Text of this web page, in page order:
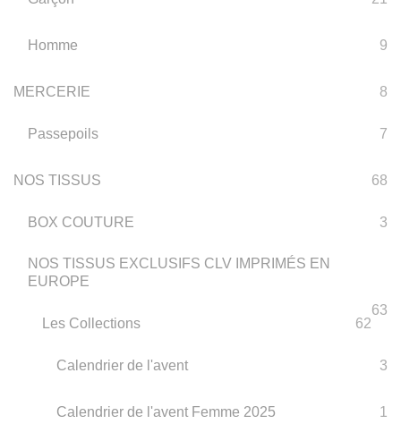
Homme 9
MERCERIE 8
Passepoils 7
NOS TISSUS 68
BOX COUTURE 3
NOS TISSUS EXCLUSIFS CLV IMPRIMÉS EN
EUROPE
63
Les Collections
62
Calendrier de l'avent 3
Calendrier de l'avent Femme 2025 1